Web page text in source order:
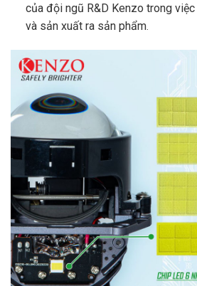
của đội ngũ R&D Kenzo trong
và sản xuất ra sản phẩm.